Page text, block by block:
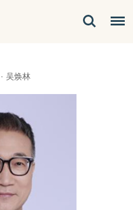
· 吴焕林